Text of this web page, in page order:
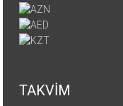
TAKVİM